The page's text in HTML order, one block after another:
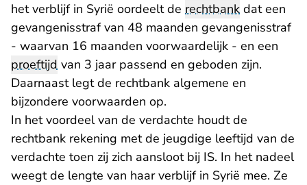
het verblijf in Syrië oordeelt de rechtbank dat een
gevangenisstraf van 48 maanden gevangenisstraf
- waarvan 16 maanden voorwaardelijk - en een
proeftijd van 3 jaar passend en geboden zijn.
Daarnaast legt de rechtbank algemene en
bijzondere voorwaarden op.
In het voordeel van de verdachte houdt de
rechtbank rekening met de jeugdige leeftijd van de
verdachte toen zij zich aansloot bij IS. In het nadeel
weegt de lengte van haar verblijf in Syrië mee. Ze